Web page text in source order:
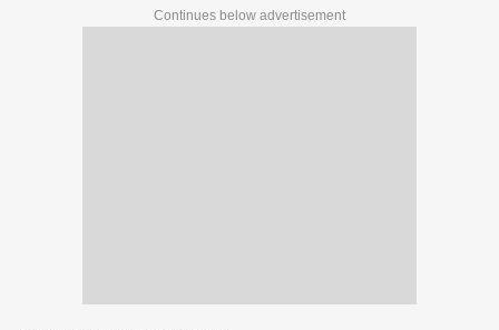
Continues below advertisement